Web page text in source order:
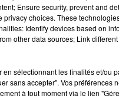
Ensure security, prevent and
choices. These
Identify devices based on
other data sources; Link
sélectionnant les finalités et/ou
sans accepter". Vos préférences
à tout moment via le lien